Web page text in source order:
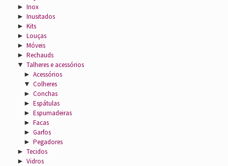
► Inox
► Inusitados
► Kits
► Louças
► Móveis
► Rechauds
▼ Talheres e acessórios
► Acessórios
▼ Colheres
► Conchas
► Espátulas
► Espumadeiras
► Facas
► Garfos
► Pegadores
► Tecidos
► Vidros